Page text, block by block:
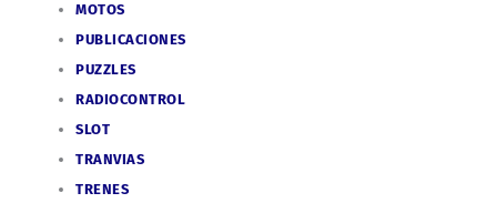
MOTOS
PUBLICACIONES
PUZZLES
RADIOCONTROL
SLOT
TRANVIAS
TRENES